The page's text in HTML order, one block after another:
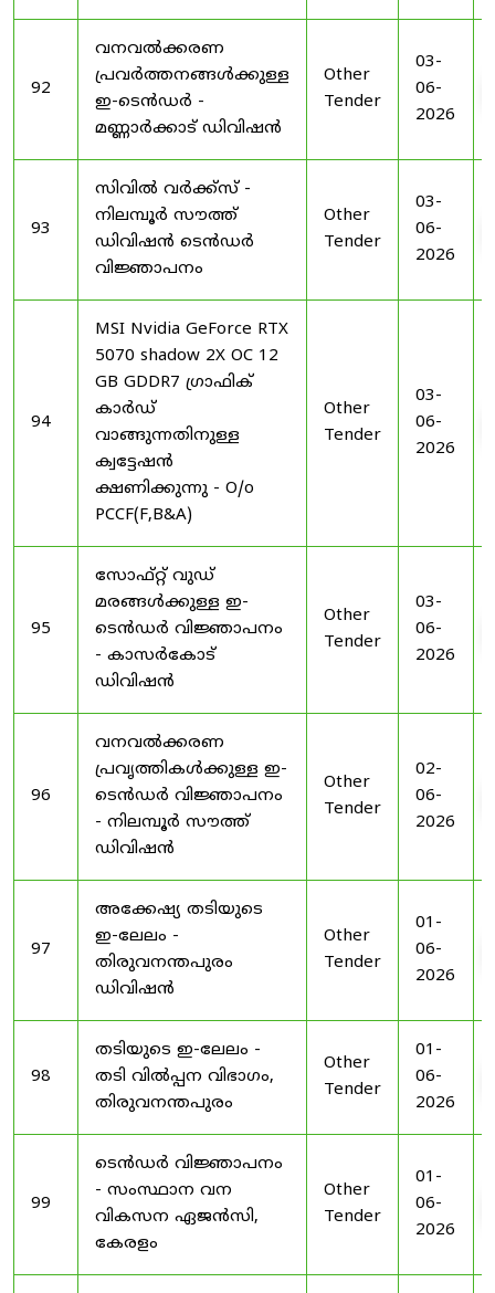
92
വനവൽക്കരണ
പ്രവർത്തനങ്ങൾക്കുള്ള
ഇ-ടെൻഡർ -
മണ്ണാർക്കാട് ഡിവിഷൻ
Other
Tender
03-
06-
2026
93
സിവിൽ വർക്ക്സ് -
നിലമ്പൂർ സൗത്ത്
ഡിവിഷൻ ടെൻഡർ
വിജ്ഞാപനം
Other
Tender
03-
06-
2026
94
MSI Nvidia GeForce RTX
5070 shadow 2X OC 12
GB GDDR7 ഗ്രാഫിക്
കാർഡ്
വാങ്ങുന്നതിനുള്ള
ക്വട്ടേഷൻ
ക്ഷണിക്കുന്നു - O/o
PCCF(F,B&A)
Other
Tender
03-
06-
2026
95
സോഫ്റ്റ് വുഡ്
മരങ്ങൾക്കുള്ള ഇ-
ടെൻഡർ വിജ്ഞാപനം
- കാസർകോട്
ഡിവിഷൻ
Other
Tender
03-
06-
2026
96
വനവൽക്കരണ
പ്രവൃത്തികൾക്കുള്ള ഇ-
ടെൻഡർ വിജ്ഞാപനം
- നിലമ്പൂർ സൗത്ത്
ഡിവിഷൻ
Other
Tender
02-
06-
2026
97
അക്കേഷ്യ തടിയുടെ
ഇ-ലേലം -
തിരുവനന്തപുരം
ഡിവിഷൻ
Other
Tender
01-
06-
2026
98
തടിയുടെ ഇ-ലേലം -
തടി വിൽപ്പന വിഭാഗം,
തിരുവനന്തപുരം
Other
Tender
01-
06-
2026
99
ടെൻഡർ വിജ്ഞാപനം
- സംസ്ഥാന വന
വികസന ഏജൻസി,
കേരളം
Other
Tender
01-
06-
2026